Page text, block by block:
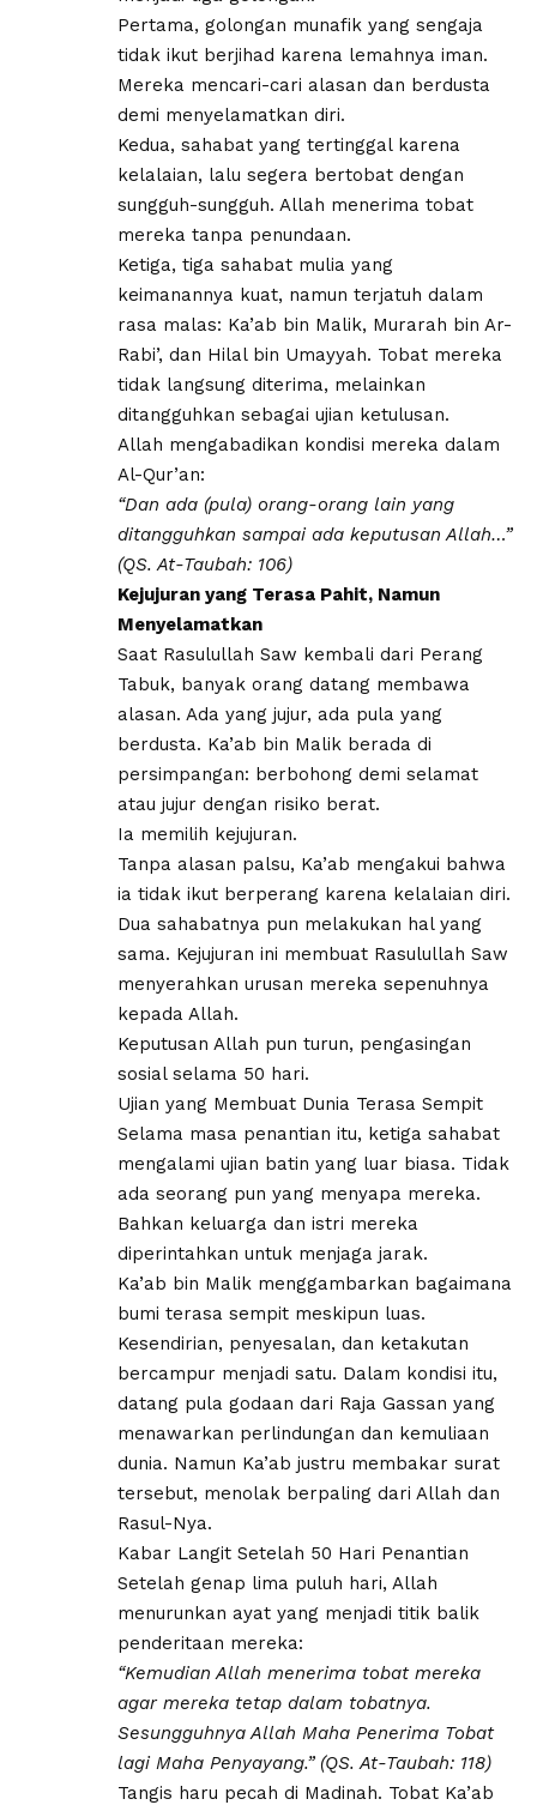
Pertama, golongan munafik yang sengaja
tidak ikut berjihad karena lemahnya iman.
Mereka mencari-cari alasan dan berdusta
demi menyelamatkan diri.
Kedua, sahabat yang tertinggal karena
kelalaian, lalu segera bertobat dengan
sungguh-sungguh. Allah menerima tobat
mereka tanpa penundaan.
Ketiga, tiga sahabat mulia yang
keimanannya kuat, namun terjatuh dalam
rasa malas: Ka’ab bin Malik, Murarah bin Ar-
Rabi’, dan Hilal bin Umayyah. Tobat mereka
tidak langsung diterima, melainkan
ditangguhkan sebagai ujian ketulusan.
Allah mengabadikan kondisi mereka dalam
Al-Qur’an:
“Dan ada (pula) orang-orang lain yang
ditangguhkan sampai ada keputusan Allah…”
(QS. At-Taubah: 106)
Kejujuran yang Terasa Pahit, Namun
Menyelamatkan
Saat Rasulullah Saw kembali dari Perang
Tabuk, banyak orang datang membawa
alasan. Ada yang jujur, ada pula yang
berdusta. Ka’ab bin Malik berada di
persimpangan: berbohong demi selamat
atau jujur dengan risiko berat.
Ia memilih kejujuran.
Tanpa alasan palsu, Ka’ab mengakui bahwa
ia tidak ikut berperang karena kelalaian diri.
Dua sahabatnya pun melakukan hal yang
sama. Kejujuran ini membuat Rasulullah Saw
menyerahkan urusan mereka sepenuhnya
kepada Allah.
Keputusan Allah pun turun, pengasingan
sosial selama 50 hari.
Ujian yang Membuat Dunia Terasa Sempit
Selama masa penantian itu, ketiga sahabat
mengalami ujian batin yang luar biasa. Tidak
ada seorang pun yang menyapa mereka.
Bahkan keluarga dan istri mereka
diperintahkan untuk menjaga jarak.
Ka’ab bin Malik menggambarkan bagaimana
bumi terasa sempit meskipun luas.
Kesendirian, penyesalan, dan ketakutan
bercampur menjadi satu. Dalam kondisi itu,
datang pula godaan dari Raja Gassan yang
menawarkan perlindungan dan kemuliaan
dunia. Namun Ka’ab justru membakar surat
tersebut, menolak berpaling dari Allah dan
Rasul-Nya.
Kabar Langit Setelah 50 Hari Penantian
Setelah genap lima puluh hari, Allah
menurunkan ayat yang menjadi titik balik
penderitaan mereka:
“Kemudian Allah menerima tobat mereka
agar mereka tetap dalam tobatnya.
Sesungguhnya Allah Maha Penerima Tobat
lagi Maha Penyayang.” (QS. At-Taubah: 118)
Tangis haru pecah di Madinah. Tobat Ka’ab